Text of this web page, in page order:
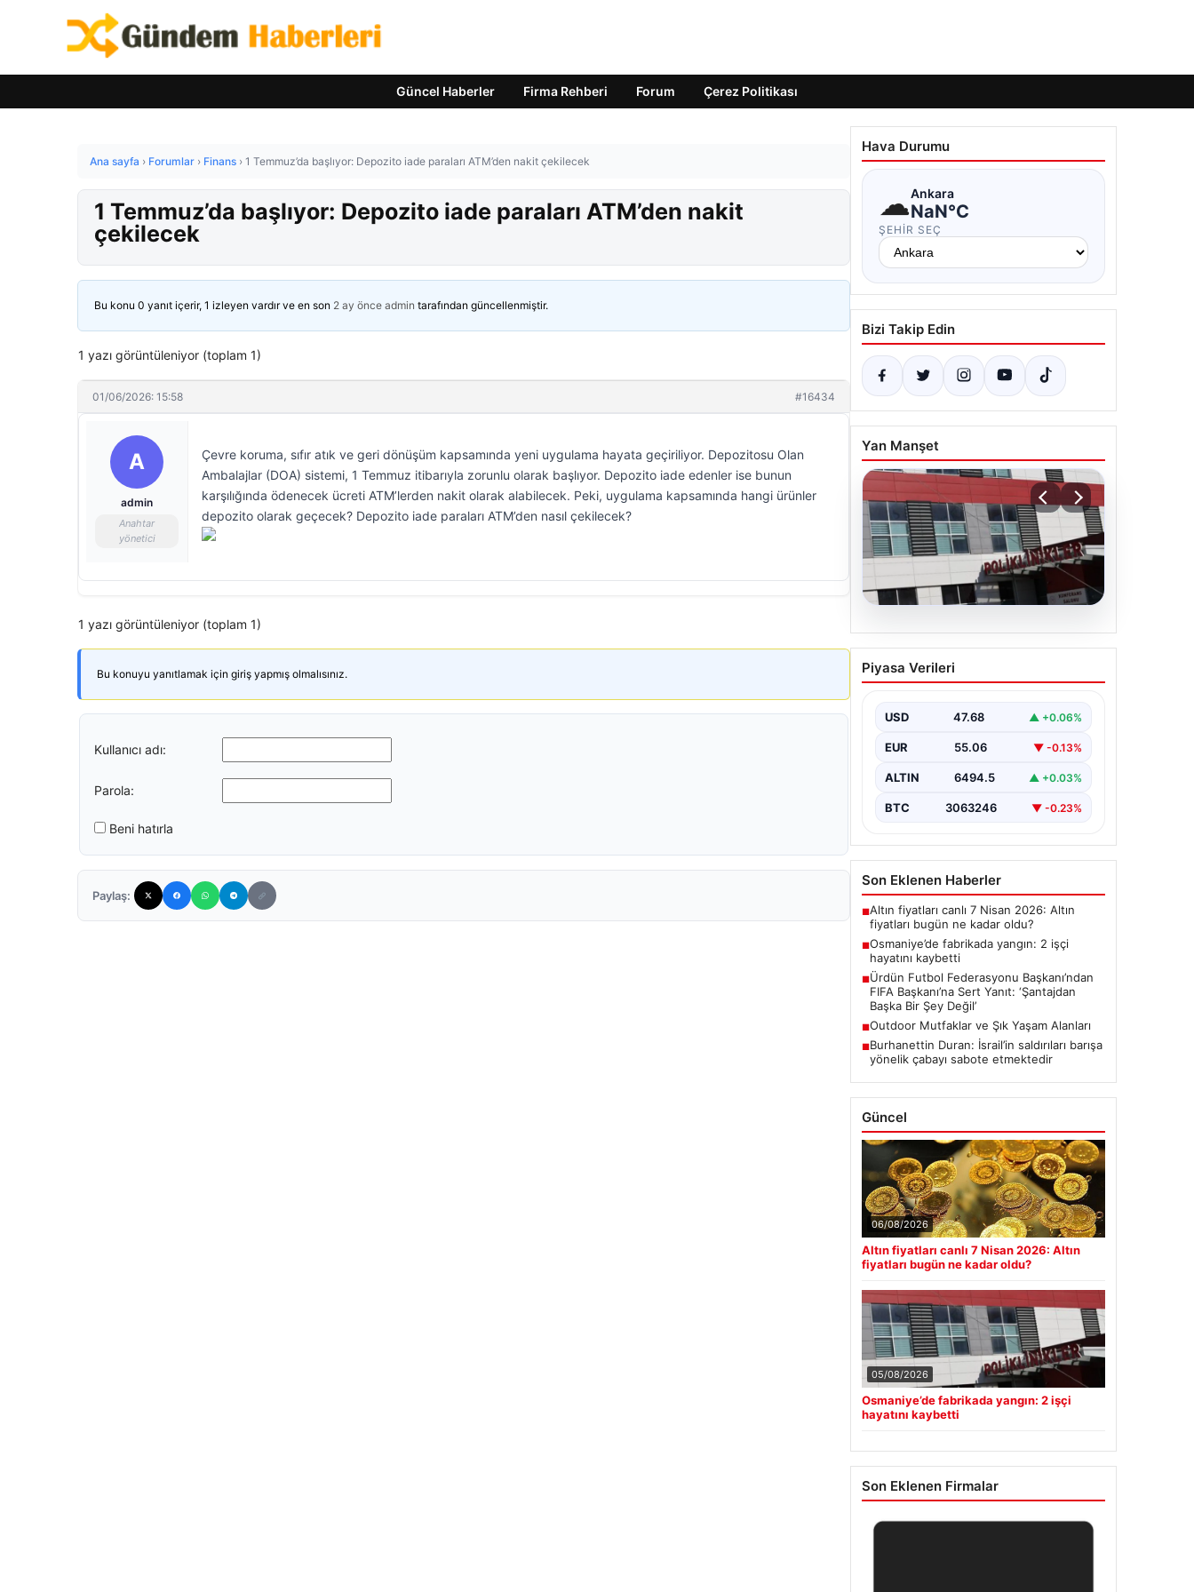
Güncel Haberler Firma Rehberi Forum Çerez Politikası
Ana sayfa › Forumlar › Finans › 1 Temmuz’da başlıyor: Depozito iade paraları ATM’den nakit çekilecek
1 Temmuz’da başlıyor: Depozito iade paraları ATM’den nakit
çekilecek
Bu konu 0 yanıt içerir, 1 izleyen vardır ve en son 2 ay önce admin tarafından güncellenmiştir.
1 yazı görüntüleniyor (toplam 1)
01/06/2026: 15:58 #16434
A
admin
Anahtar
yönetici
Çevre koruma, sıfır atık ve geri dönüşüm kapsamında yeni uygulama hayata geçiriliyor. Depozitosu Olan
Ambalajlar (DOA) sistemi, 1 Temmuz itibarıyla zorunlu olarak başlıyor. Depozito iade edenler ise bunun
karşılığında ödenecek ücreti ATM’lerden nakit olarak alabilecek. Peki, uygulama kapsamında hangi ürünler
depozito olarak geçecek? Depozito iade paraları ATM’den nasıl çekilecek?
1 yazı görüntüleniyor (toplam 1)
Bu konuyu yanıtlamak için giriş yapmış olmalısınız.
Kullanıcı adı:
Parola:
Beni hatırla
Paylaş:
Hava Durumu
☁Ankara
NaN°C
ŞEHIR SEÇ
Bizi Takip Edin
Yan Manşet
05.08.2026
Osmaniye’de fabrikada
yangın: 2 işçi hayatını
Piyasa Verileri
USD 47.68 ▲ +0.06%
EUR 55.06 ▼ -0.13%
ALTIN 6494.5 ▲ +0.03%
BTC 3063246 ▼ -0.23%
Son Eklenen Haberler
■Altın fiyatları canlı 7 Nisan 2026: Altın
fiyatları bugün ne kadar oldu?
■Osmaniye’de fabrikada yangın: 2 işçi
hayatını kaybetti
■Ürdün Futbol Federasyonu Başkanı’ndan
FIFA Başkanı’na Sert Yanıt: ‘Şantajdan
Başka Bir Şey Değil’
■Outdoor Mutfaklar ve Şık Yaşam Alanları
■Burhanettin Duran: İsrail’in saldırıları barışa
yönelik çabayı sabote etmektedir
Güncel
06/08/2026
Altın fiyatları canlı 7 Nisan 2026: Altın
fiyatları bugün ne kadar oldu?
05/08/2026
Osmaniye’de fabrikada yangın: 2 işçi
hayatını kaybetti
Son Eklenen Firmalar